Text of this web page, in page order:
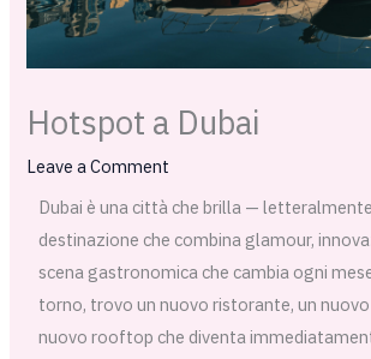
Hotspot a Dubai
Leave a Comment
Dubai è una città che brilla —
destinazione che combina glamour,
scena gastronomica che cambia ogni
torno, trovo un nuovo ristorante, un
nuovo rooftop che diventa